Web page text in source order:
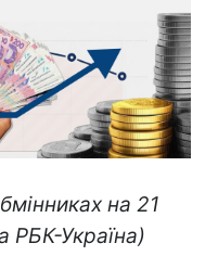
на 21
РБК-Україна)